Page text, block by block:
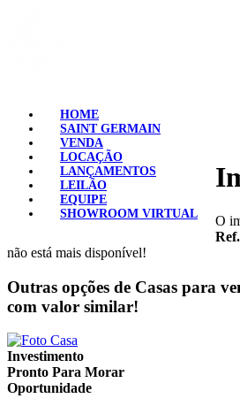
HOME
SAINT GERMAIN
VENDA
LOCAÇÃO
LANÇAMENTOS
LEILÃO
EQUIPE
SHOWROOM VIRTUAL
O
não está mais disponível!
Outras opções de Casas para
com valor similar!
Investimento
Pronto Para Morar
Oportunidade